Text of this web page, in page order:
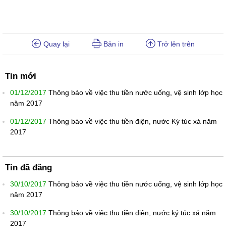
Quay lại Bản in Trở lên trên
Tin mới
01/12/2017 Thông báo về việc thu tiền nước uống, vệ sinh lớp học
năm 2017
01/12/2017 Thông báo về việc thu tiền điện, nước Ký túc xá năm
2017
Tin đã đăng
30/10/2017 Thông báo về việc thu tiền nước uống, vệ sinh lớp học
năm 2017
30/10/2017 Thông báo về việc thu tiền điện, nước ký túc xá năm
2017